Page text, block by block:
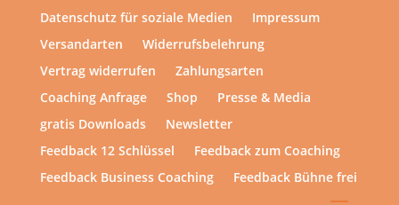
Datenschutz für soziale Medien
Impressum
Versandarten
Widerrufsbelehrung
Vertrag widerrufen
Zahlungsarten
Coaching Anfrage
Shop
Presse & Media
gratis Downloads
Newsletter
Feedback 12 Schlüssel
Feedback zum Coaching
Feedback Business Coaching
Feedback Bühne frei